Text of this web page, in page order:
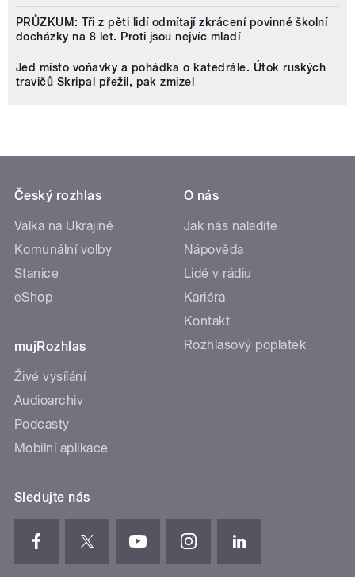
PRŮZKUM: Tři z pěti lidí odmítají zkrácení povinné školní
docházky na 8 let. Proti jsou nejvíc mladí
Jed místo voňavky a pohádka o katedrále. Útok ruských
travičů Skripal přežil, pak zmizel
Český rozhlas
Válka na Ukrajině
Komunální volby
Stanice
eShop
mujRozhlas
Živé vysílání
Audioarchiv
Podcasty
Mobilní aplikace
O nás
Jak nás naladíte
Nápověda
Lidé v rádiu
Kariéra
Kontakt
Rozhlasový poplatek
Sledujte nás